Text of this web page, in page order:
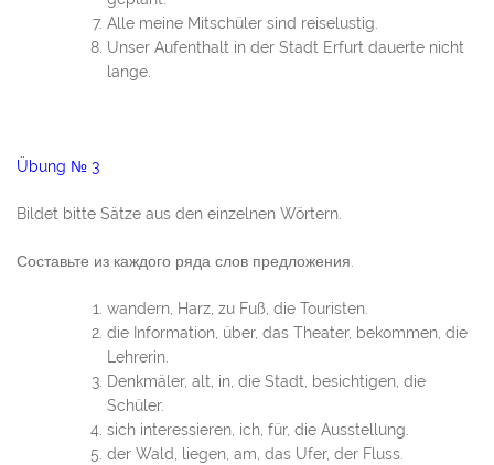
Alle meine Mitschüler sind reiselustig.
Unser Aufenthalt in der Stadt Erfurt dauerte nicht
lange.
Übung № 3
Bildet bitte Sätze aus den einzelnen Wörtern.
Составьте из каждого ряда слов предложения.
wandern, Harz, zu Fuß, die Touristen.
die Information, über, das Theater, bekommen, die
Lehrerin.
Denkmäler, alt, in, die Stadt, besichtigen, die
Schüler.
sich interessieren, ich, für, die Ausstellung.
der Wald, liegen, am, das Ufer, der Fluss.